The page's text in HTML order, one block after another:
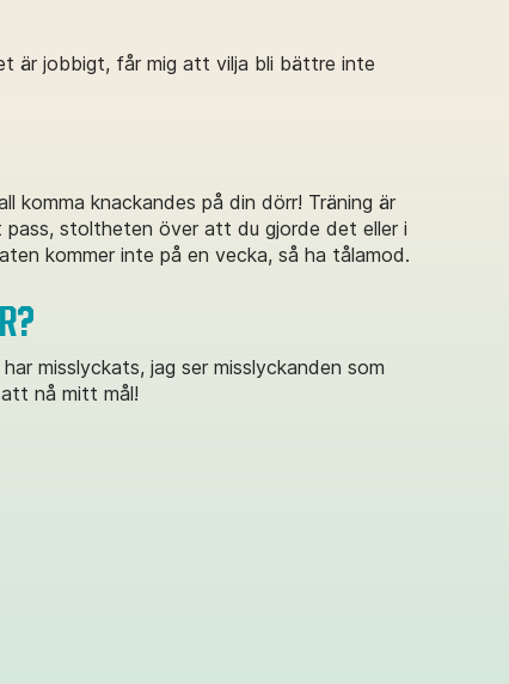
är jobbigt, får mig att vilja bli bättre inte
komma knackandes på din dörr! Träning är
stoltheten över att du gjorde det eller i
kommer inte på en vecka, så ha tålamod.
misslyckats, jag ser misslyckanden som
nå mitt mål!